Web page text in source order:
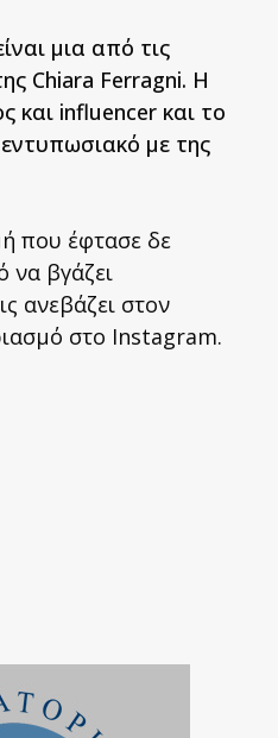
μια από τις
Chiara Ferragni. Η
και influencer και το
εντυπωσιακό με της
που έφτασε δε
να βγάζει
ανεβάζει στον
στο Instagram.